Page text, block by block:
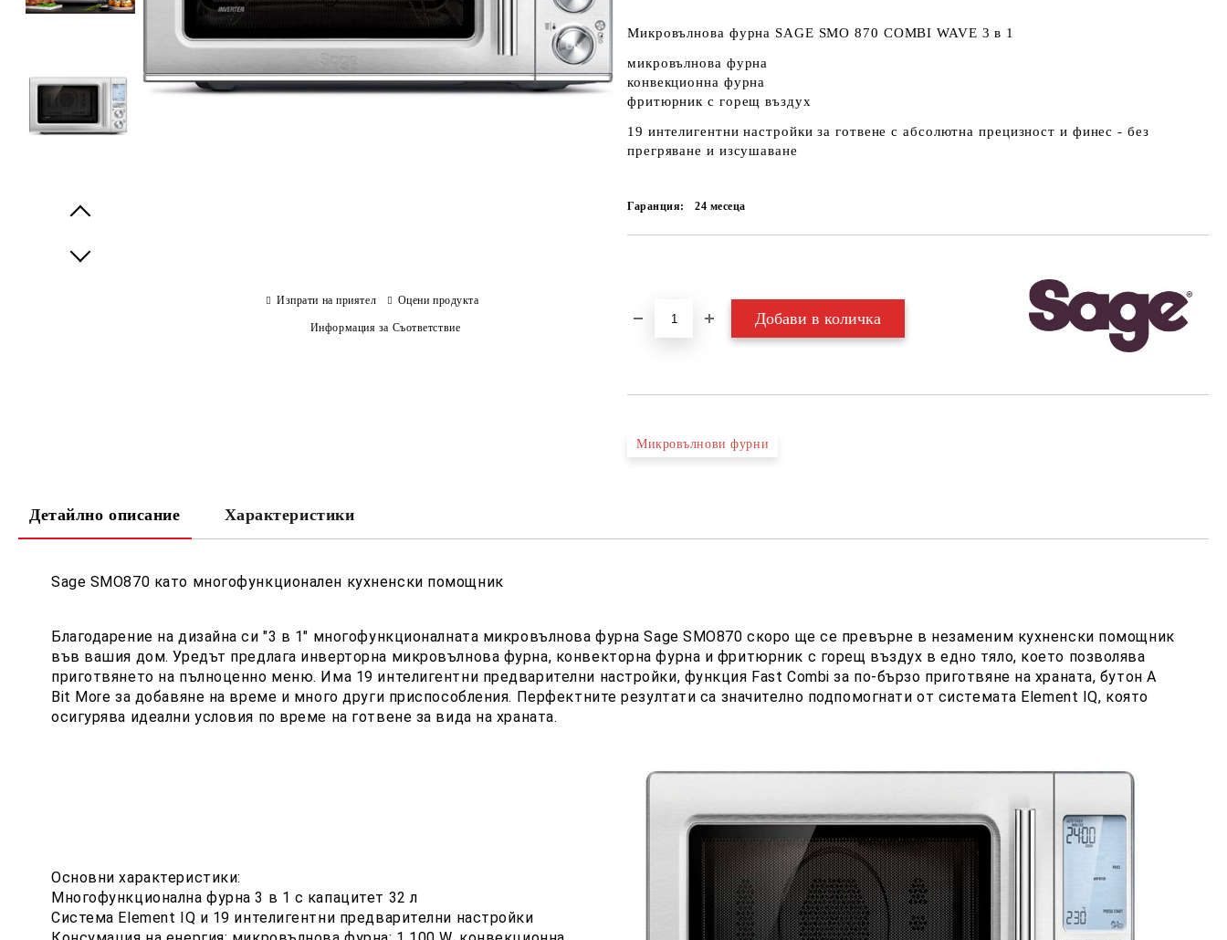
Микровълнова фурна SAGE SMO 870 COMBI WAVЕ 3 в 1
микровълнова фурна
конвекционна фурна
фритюрник с горещ въздух
19 интелигентни настройки за готвене с абсолютна прецизност и финес - без
прегряване и изсушаване
Гаранция: 24 месеца
Микровълнови фурни
Изпрати на приятел Оцени продукта
Информация за Съответствие
Детайлно описание Характеристики
Sage SMO870 като многофункционален кухненски помощник
Благодарение на дизайна си "3 в 1" многофункционалната микровълнова фурна Sage SMO870 скоро ще се превърне в незаменим кухненски помощник
във вашия дом. Уредът предлага инверторна микровълнова фурна, конвекторна фурна и фритюрник с горещ въздух в едно тяло, което позволява
приготвянето на пълноценно меню. Има 19 интелигентни предварителни настройки, функция Fast Combi за по-бързо приготвяне на храната, бутон A
Bit More за добавяне на време и много други приспособления. Перфектните резултати са значително подпомогнати от системата Element IQ, която
осигурява идеални условия по време на готвене за вида на храната.
Основни характеристики:
Многофункционална фурна 3 в 1 с капацитет 32 л
Система Element IQ и 19 интелигентни предварителни настройки